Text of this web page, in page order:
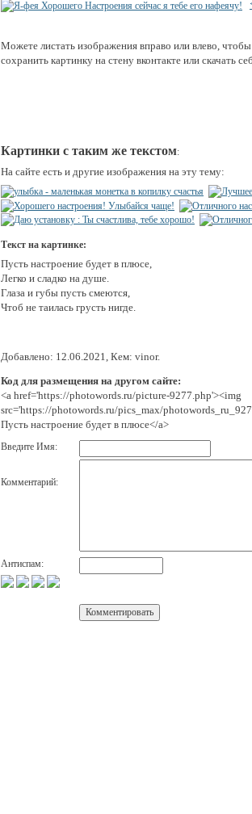
Можете листать изображения вправо или влево,
сохранить картинку на стену вконтакте или скачать
Картинки с таким же текстом:
На сайте есть и другие изображения на эту тему:
Текст на картинке:
Пусть настроение будет в плюсе,
Легко и сладко на душе.
Глаза и губы пусть смеются,
Чтоб не таилась грусть нигде.
Добавлено: 12.06.2021, Кем: vinor.
Код для размещения на другом сайте:
<a href='https://photowords.ru/picture-9277.php'><img
src='https://photowords.ru/pics_max/
Пусть настроение будет в плюсе</a>
Введите Имя:
Комментарий:
Антиспам: